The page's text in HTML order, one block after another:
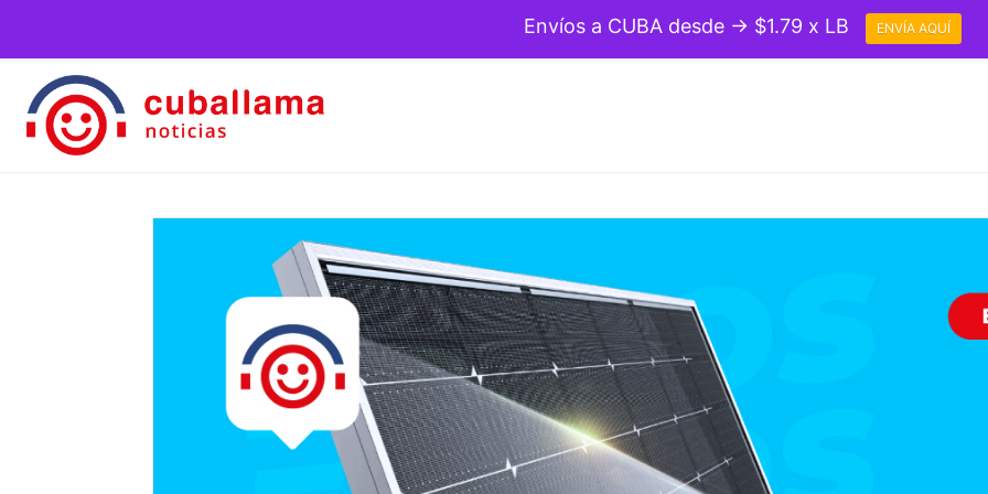
Envíos a CUBA desde → $1.79 x LB ENVÍA AQUÍ